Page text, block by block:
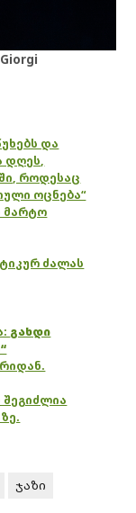
და
დღეს,
როდესაც
ოცნება“
მარტო
ძალას
გახდი
ჯაზი